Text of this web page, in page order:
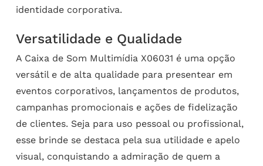
identidade corporativa.
Versatilidade e Qualidade
A Caixa de Som Multimídia X06031 é uma opção
versátil e de alta qualidade para presentear em
eventos corporativos, lançamentos de produtos,
campanhas promocionais e ações de fidelização
de clientes. Seja para uso pessoal ou profissional,
esse brinde se destaca pela sua utilidade e apelo
visual, conquistando a admiração de quem a